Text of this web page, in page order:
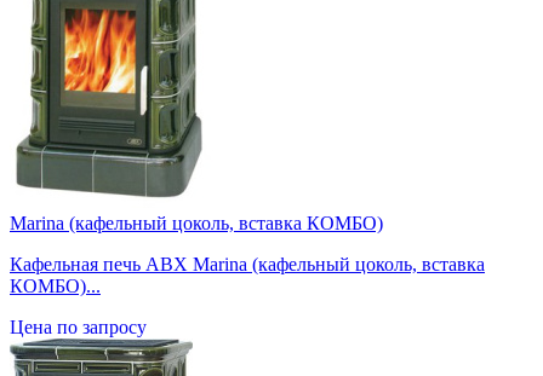
Marina (кафельный цоколь, вставка КОМБО)
Кафельная печь ABX Marina (кафельный цоколь, вставка
КОМБО)...
Цена по запросу